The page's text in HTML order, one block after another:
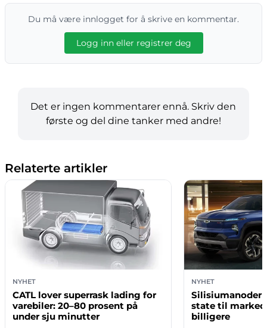
Du må være innlogget for å skrive en kommentar.
Logg inn eller registrer deg
Det er ingen kommentarer ennå. Skriv den
første og del dine tanker med andre!
Relaterte artikler
NYHET
CATL lover superrask lading for
varebiler: 20–80 prosent på
under sju minutter
NYHET
Silisiumanoder
state til
billigere